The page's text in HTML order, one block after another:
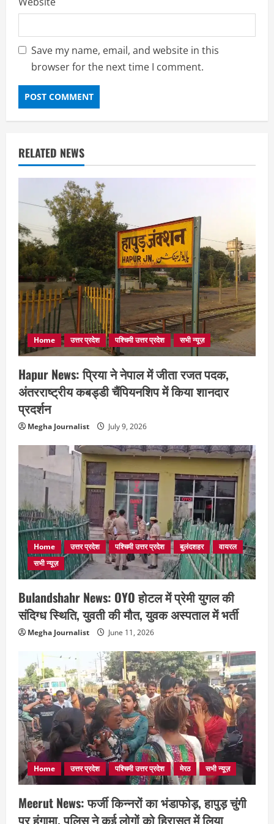
Save my name, email, and website in this
browser for the next time I comment.
RELATED NEWS
Home उत्तर प्रदेश पश्चिमी उत्तर प्रदेश सभी न्यूज़
Hapur News: प्रिया ने नेपाल में जीता रजत पदक,
अंतरराष्ट्रीय कबड्डी चैंपियनशिप में किया शानदार
प्रदर्शन
Megha Journalist July 9, 2026
Home उत्तर प्रदेश पश्चिमी उत्तर प्रदेश बुलंदशहर
वायरल
सभी न्यूज़
Bulandshahr News: OYO होटल में प्रेमी युगल की
संदिग्ध स्थिति, युवती की मौत, युवक अस्पताल में भर्ती
Megha Journalist June 11, 2026
Home उत्तर प्रदेश पश्चिमी उत्तर प्रदेश मेरठ सभी न्यूज़
Meerut News: फर्जी किन्नरों का भंडाफोड़, हापुड़ चुंगी
पर हंगामा, पुलिस ने कई लोगों को हिरासत में लिया